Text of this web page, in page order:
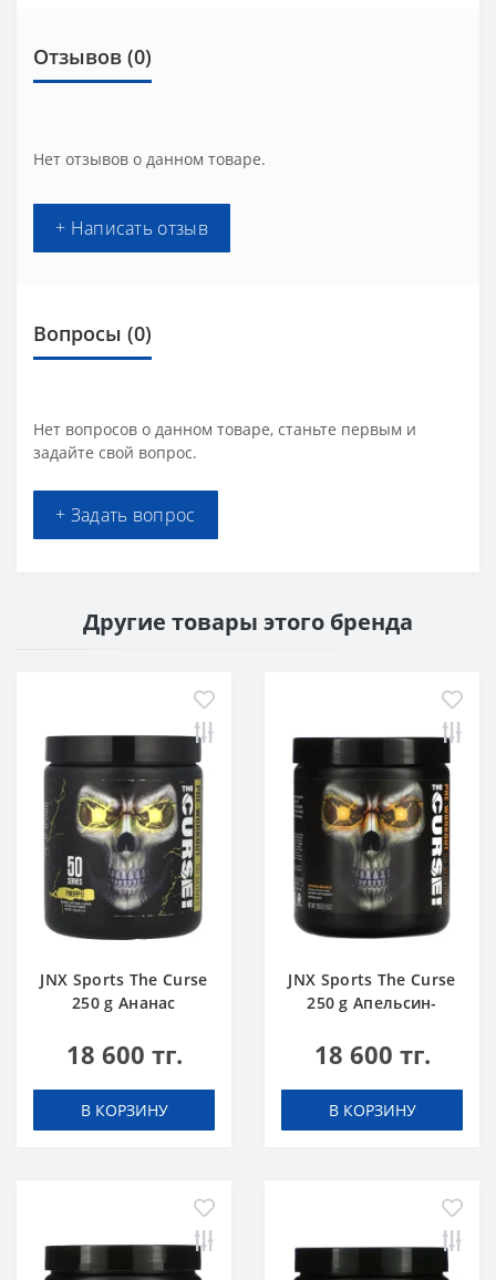
Отзывов (0)
Нет отзывов о данном товаре.
+ Написать отзыв
Вопросы (0)
Нет вопросов о данном товаре, станьте первым и
задайте свой вопрос.
+ Задать вопрос
Другие товары этого бренда
JNX Sports The Curse
250 g Ананас
18 600 тг.
В КОРЗИНУ
JNX Sports The Curse
250 g Апельсин-
18 600 тг.
В КОРЗИНУ